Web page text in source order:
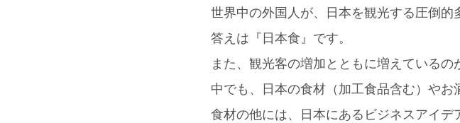
世界中の外国人が、日本を観光する圧倒的
答えは『日本食』です。
また、観光客の増加とともに増えているの
中でも、日本の食材（加工食品含む）やお
食材の他には、日本にあるビジネスアイ